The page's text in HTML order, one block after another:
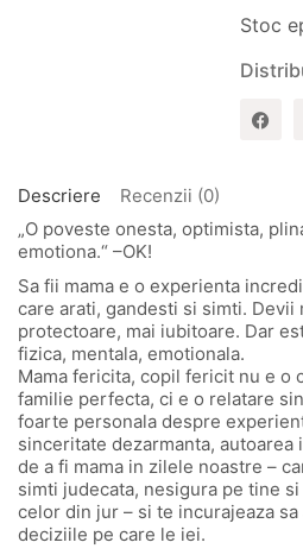
Stoc
Descriere
Recenzii (0)
„O poveste onesta, optimista,
emotiona.“ –OK!
Sa fii mama e o experienta
care arati, gandesti si simti. Devii
protectoare, mai iubitoare. Dar
fizica, mentala, emotionala.
Mama fericita, copil fericit nu e o
familie perfecta, ci e o relatare
foarte personala despre
sinceritate dezarmanta,
de a fi mama in zilele noastre –
simti judecata, nesigura pe tine
celor din jur – si te incurajeaza
deciziile pe care le iei.